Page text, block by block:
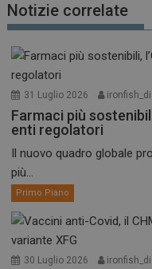
Notizie correlate
31 Luglio 2026
Farmaci più
enti regolatori
Il nuovo quadro globale
più...
Primo Piano
30 Luglio 2026